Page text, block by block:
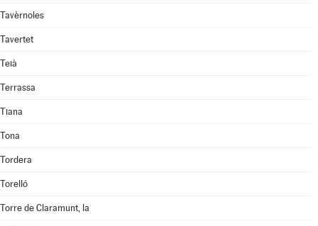
Tavèrnoles
Tavertet
Teià
Terrassa
Tiana
Tona
Tordera
Torelló
Torre de Claramunt, la